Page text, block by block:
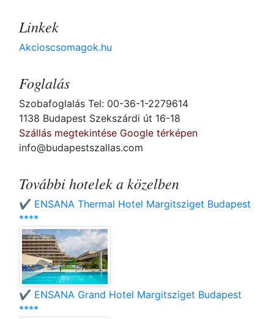
Linkek
Akcioscsomagok.hu
Foglalás
Szobafoglalás Tel: 00-36-1-2279614
1138 Budapest Szekszárdi út 16-18
Szállás megtekintése Google térképen
info@budapestszallas.com
További hotelek a közelben
✔️ ENSANA Thermal Hotel Margitsziget Budapest
****
✔️ ENSANA Grand Hotel Margitsziget Budapest
****